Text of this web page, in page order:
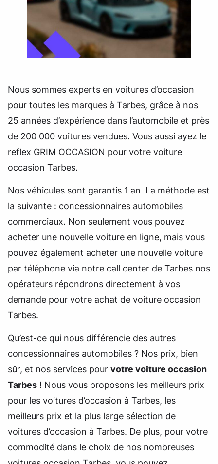
Nous sommes experts en voitures d’occasion
pour toutes les marques à Tarbes, grâce à nos
25 années d’expérience dans l’automobile et près
de 200 000 voitures vendues. Vous aussi ayez le
reflex GRIM OCCASION pour votre voiture
occasion Tarbes.
Nos véhicules sont garantis 1 an. La méthode est
la suivante : concessionnaires automobiles
commerciaux. Non seulement vous pouvez
acheter une nouvelle voiture en ligne, mais vous
pouvez également acheter une nouvelle voiture
par téléphone via notre call center de Tarbes nos
opérateurs répondrons directement à vos
demande pour votre achat de voiture occasion
Tarbes.
Qu’est-ce qui nous différencie des autres
concessionnaires automobiles ? Nos prix, bien
sûr, et nos services pour votre voiture occasion
Tarbes ! Nous vous proposons les meilleurs prix
pour les voitures d’occasion à Tarbes, les
meilleurs prix et la plus large sélection de
voitures d’occasion à Tarbes. De plus, pour votre
commodité dans le choix de nos nombreuses